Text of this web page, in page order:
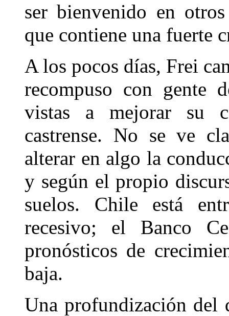
ser bienvenido en
que contiene una fuerte
A los pocos días, Frei
recompuso con gente
vistas a mejorar su
castrense. No se ve
alterar en algo la
y según el propio
suelos. Chile está
recesivo; el Banco
pronósticos de
baja.
Una profundización del